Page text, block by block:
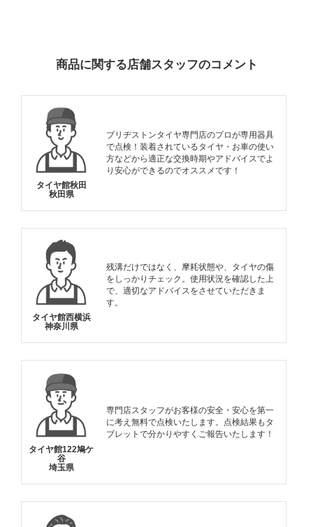
商品に関する店舗スタッフのコメント
タイヤ館秋田
秋田県
ブリヂストンタイヤ専門店のプロが専用器具
で点検！装着されているタイヤ・お車の使い
方などから適正な交換時期やアドバイスでよ
り安心ができるのでオススメです！
タイヤ館西横浜
神奈川県
残溝だけではなく、摩耗状態や、タイヤの傷
をしっかりチェック。使用状況を確認した上
で、適切なアドバイスをさせていただきま
す。
タイヤ館122鳩ケ
谷
埼玉県
専門店スタッフがお客様の安全・安心を第一
に考え無料で点検いたします。点検結果もタ
ブレットで分かりやすくご報告いたします！